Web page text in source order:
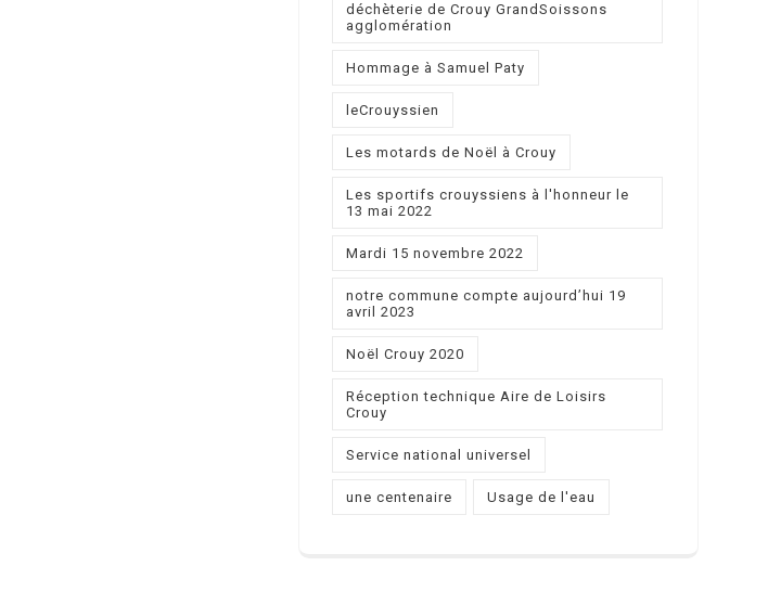
déchèterie de Crouy GrandSoissons
agglomération
Hommage à Samuel Paty
leCrouyssien
Les motards de Noël à Crouy
Les sportifs crouyssiens à l'honneur le
13 mai 2022
Mardi 15 novembre 2022
notre commune compte aujourd’hui 19
avril 2023
Noël Crouy 2020
Réception technique Aire de Loisirs
Crouy
Service national universel
une centenaire Usage de l'eau